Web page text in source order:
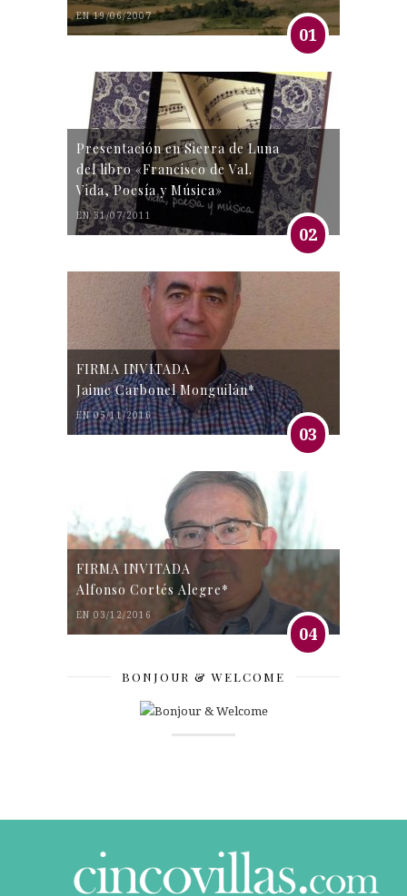
EN 19/06/2007
01
Presentación en Sierra de Luna
del libro «Francisco de Val.
Vida, Poesía y Música»
EN 31/07/2011
02
FIRMA INVITADA
Jaime Carbonel Monguilán*
EN 05/11/2016
03
FIRMA INVITADA
Alfonso Cortés Alegre*
EN 03/12/2016
04
BONJOUR & WELCOME